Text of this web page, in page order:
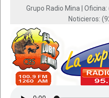
Grupo Radio Mina |
Noticieros: